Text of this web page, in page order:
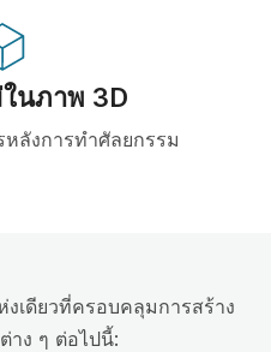
นภาพ 3D
ลังการทำศัลยกรรม
เดียวที่ครอบคลุมการสร้าง
าง ๆ ต่อไปนี้: